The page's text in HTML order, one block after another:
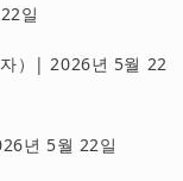
일
）| 2026년 5월 22
년 5월 22일